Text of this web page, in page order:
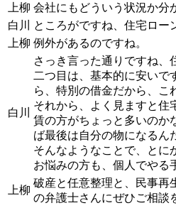
上柳 会社にもどういう状況か分
白川
ところがですね、住宅ロー
上柳 例外があるのですね。
白川
さっき言った通りですね、
二つ目は、基本的に安いで
ら、特別の借金だから、こ
それから、よく見ますと住
賃の方がちょっと多いのか
ば最後は自分の物になるん
そんなようなことで、とに
お悩みの方も、個人でやる
上柳
破産と任意整理と、民事再
の弁護士さんにぜひご相談